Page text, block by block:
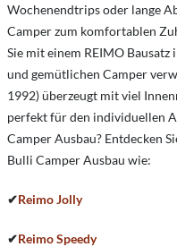
Wochenendtrips oder lange
Camper zum komfortablen
Sie mit einem REIMO
und gemütlichen Camper
1992) überzeugt mit viel
perfekt für den individuellen
Camper Ausbau? Entdecken
Bulli Camper Ausbau wie:
✔Reimo Jolly
✔Reimo Speedy